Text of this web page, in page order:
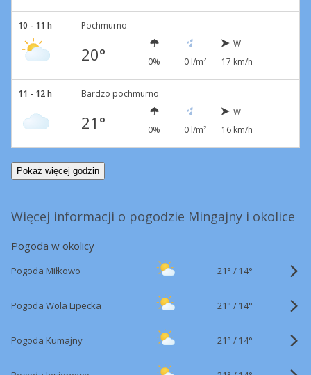
10 - 11 h Pochmurno
20° 0% 0 l/m²
W
17 km/h
11 - 12 h Bardzo pochmurno
21° 0% 0 l/m²
W
16 km/h
Pokaż więcej godzin
Więcej informacji o pogodzie Mingajny i okolice
Pogoda w okolicy
Pogoda Miłkowo 21° / 14°
Pogoda Wola Lipecka 21° / 14°
Pogoda Kumajny 21° / 14°